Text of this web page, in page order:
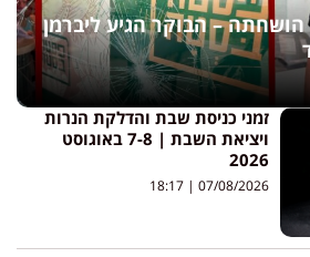
– הבוקר הגיע ליברמן
זמני כניסת שבת והדלקת הנרות
ויציאת השבת | 7-8 באוגוסט
2026
07/08/2026